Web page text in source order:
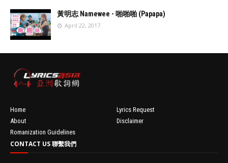
'data:post.fea
turedImage
resizeImage
100'
'data:post.fea
resizeImage
100'
黃明志 Namewee - 啪啪啪 (Papapa)
April 22, 2017
Home
Lyrics Request
About
Disclaimer
Romanization Guidelines
CONTACT US 聯繫我們